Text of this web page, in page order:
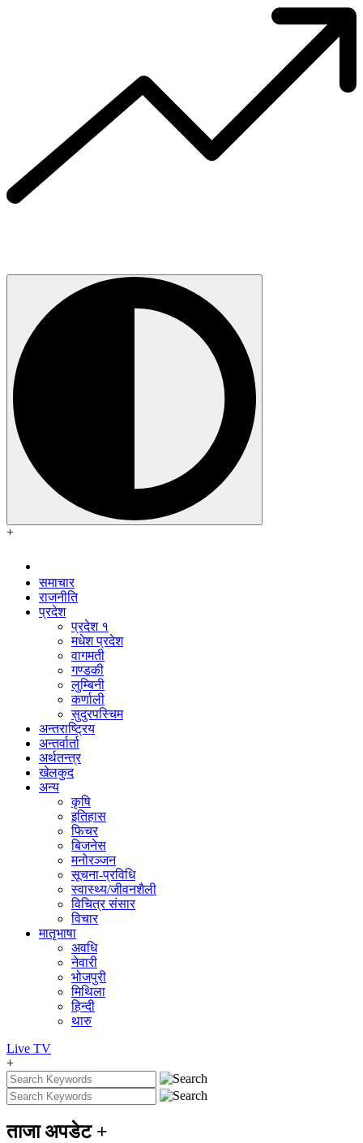
+
समाचार
राजनीति
प्रदेश
प्रदेश १
मधेश प्रदेश
वागमती
गण्डकी
लुम्बिनी
कर्णाली
सुदुरपस्चिम
अन्तराष्ट्रिय
अन्तर्वार्ता
अर्थतन्त्र
खेलकुद
अन्य
कृषि
इतिहास
फिचर
बिजनेस
मनोरञ्जन
सूचना-प्रविधि
स्वास्थ्य/जीवनशैली
विचित्र संसार
विचार
मातृभाषा
अवधि
नेवारी
भोजपुरी
मिथिला
हिन्दी
थारु
Live TV
+
ताजा अपडेट +